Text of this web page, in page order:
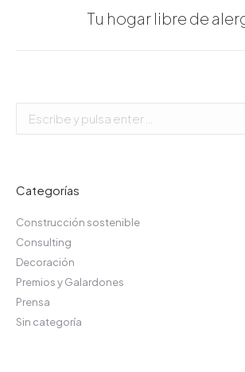
Tu hogar libre de
Categorías
Construcción sostenible
Consulting
Decoración
Premios y Galardones
Prensa
Sin categoría